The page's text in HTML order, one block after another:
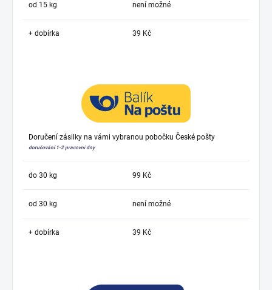
od 15 kg není možné
+ dobírka 39 Kč
Doručení zásilky na vámi vybranou pobočku České pošty
doručování 1-2 pracovní dny
do 30 kg 99 Kč
od 30 kg není možné
+ dobírka 39 Kč